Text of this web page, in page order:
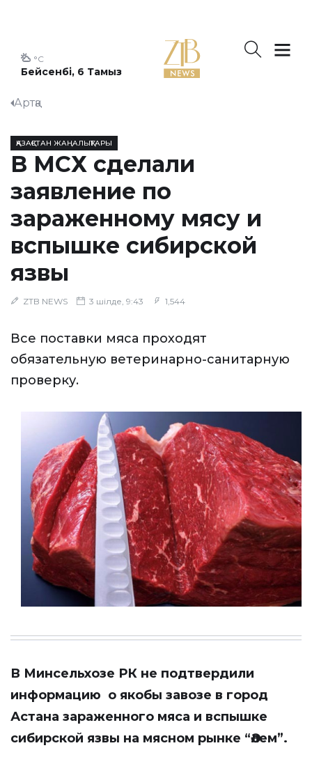
Бейсенбі, 6 Тамыз
°C
Артқа
ҚАЗАҚСТАН ЖАҢАЛЫҚТАРЫ
В МСХ сделали
заявление по
зараженному мясу и
вспышке сибирской
язвы
ZTB NEWS 3 шілде, 9:43 1,544
Все поставки мяса проходят
обязательную ветеринарно-санитарную
проверку.
В Минсельхозе РК не подтвердили
информацию о якобы завозе в город
Астана зараженного мяса и вспышке
сибирской язвы на мясном рынке “Әлем”.